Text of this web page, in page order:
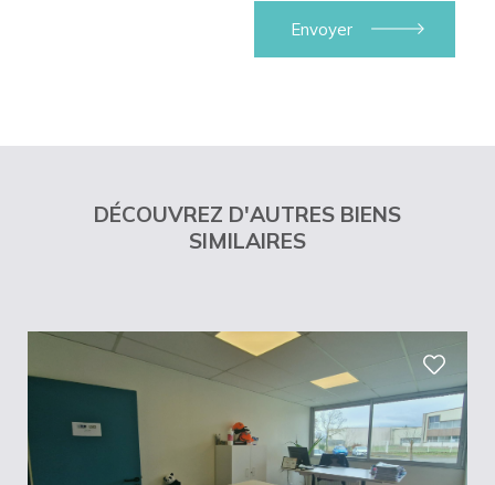
DÉCOUVREZ D'AUTRES BIENS
SIMILAIRES